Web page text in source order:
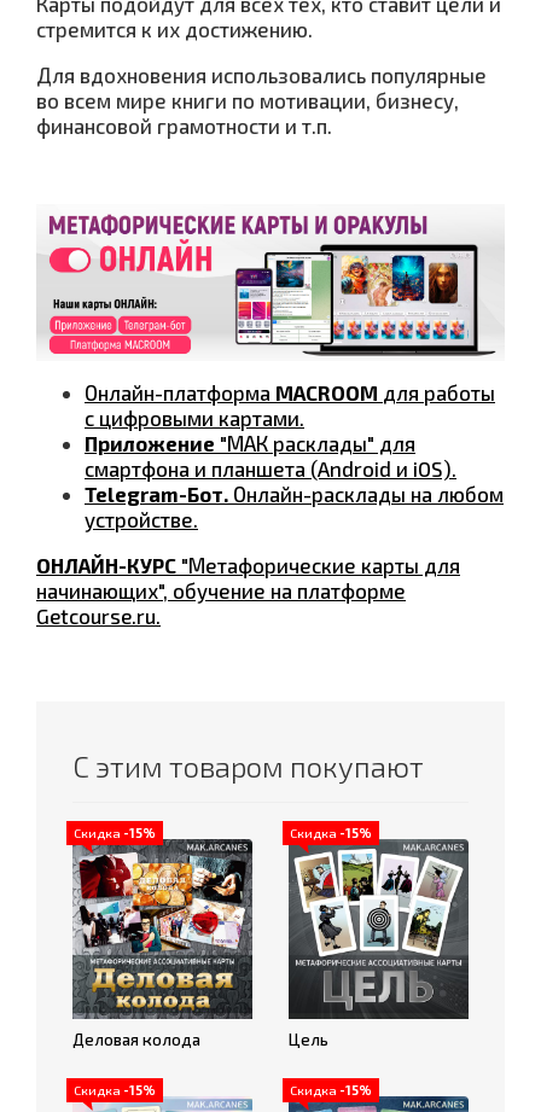
стремится к их достижению.
Для вдохновения использовались популярные
во всем мире книги по мотивации, бизнесу,
финансовой грамотности и т.п.
Онлайн-платформа MACROOM для работы
с цифровыми картами.
Приложение "МАК расклады" для
смартфона и планшета (Android и iOS).
Telegram-Бот. Онлайн-расклады на любом
устройстве.
ОНЛАЙН-КУРС "Метафорические карты для
начинающих", обучение на платформе
Getcourse.ru.
С этим товаром покупают
Скидка -15%
Деловая колода
Скидка -15%
Цель
Скидка -15% Скидка -15%